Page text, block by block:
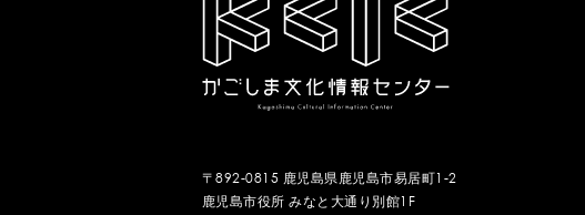
〒892-0815 鹿児島県鹿児島市易居町1-2
鹿児島市役所 みなと大通り別館1F